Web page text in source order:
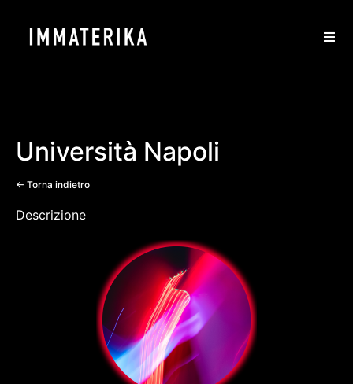
Università Napoli
<- Torna indietro
Descrizione